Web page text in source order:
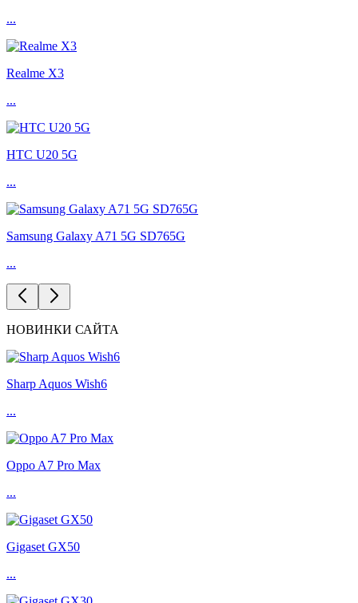
...
Realme X3
...
HTC U20 5G
...
Samsung Galaxy A71 5G SD765G
...
НОВИНКИ САЙТА
Sharp Aquos Wish6
...
Oppo A7 Pro Max
...
Gigaset GX50
...